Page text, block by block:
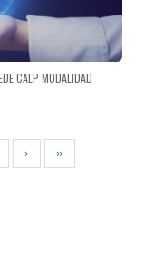
CALP MODALIDAD
› »